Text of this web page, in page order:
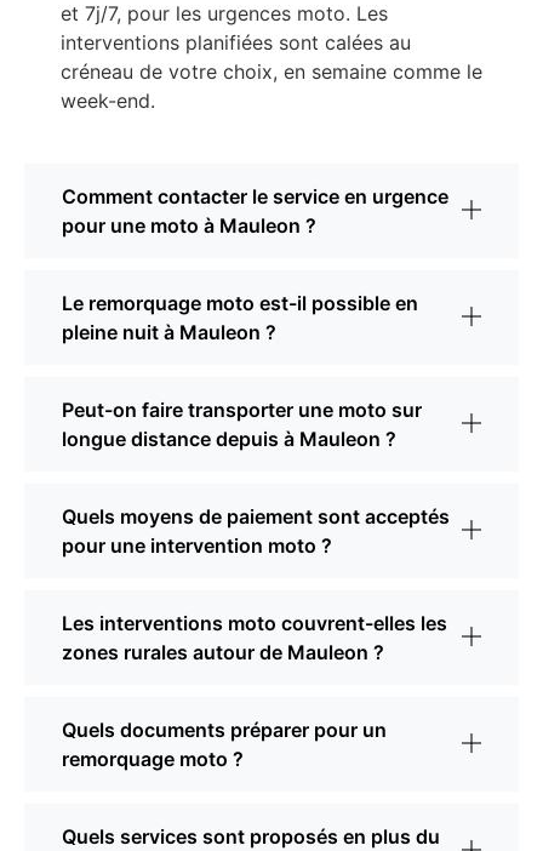
et 7j/7, pour les urgences moto. Les
interventions planifiées sont calées au
créneau de votre choix, en semaine comme le
week-end.
Comment contacter le service en urgence
pour une moto à Mauleon ?
Le remorquage moto est-il possible en
pleine nuit à Mauleon ?
Peut-on faire transporter une moto sur
longue distance depuis à Mauleon ?
Quels moyens de paiement sont acceptés
pour une intervention moto ?
Les interventions moto couvrent-elles les
zones rurales autour de Mauleon ?
Quels documents préparer pour un
remorquage moto ?
Quels services sont proposés en plus du